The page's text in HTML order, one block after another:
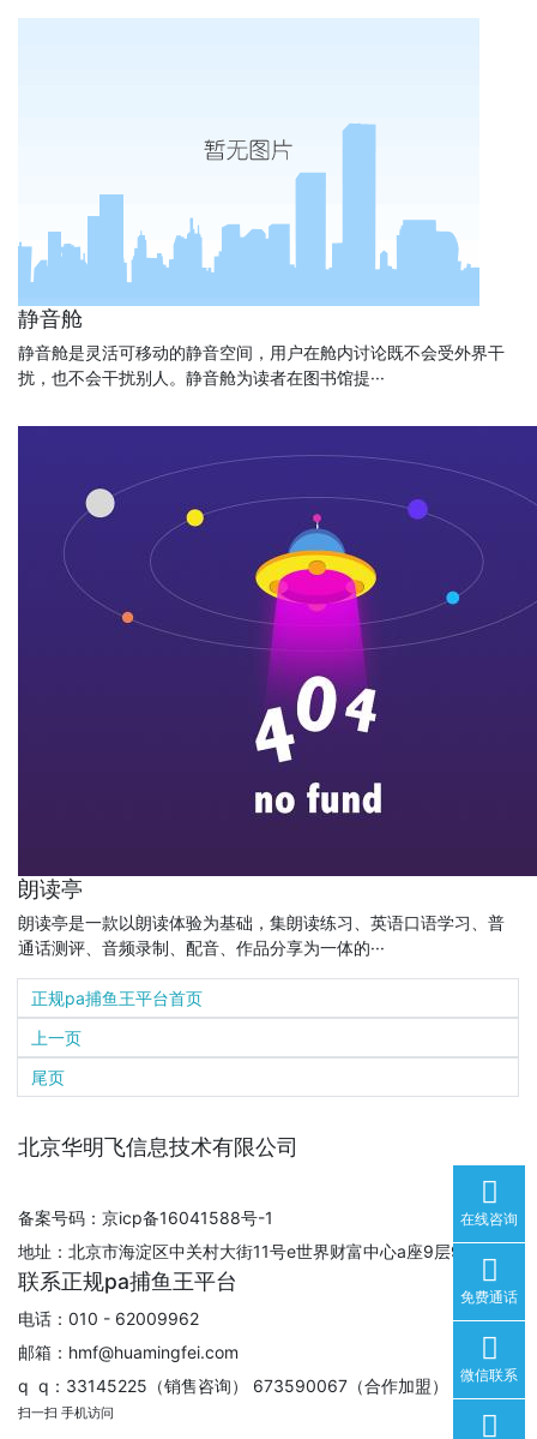
静音舱
静音舱是灵活可移动的静音空间，用户在舱内讨论既不会受外界干
扰，也不会干扰别人。静音舱为读者在图书馆提···
朗读亭
朗读亭是一款以朗读体验为基础，集朗读练习、英语口语学习、普
通话测评、音频录制、配音、作品分享为一体的···
正规pa捕鱼王平台首页
上一页
尾页
北京华明飞信息技术有限公司
备案号码：京icp备16041588号-1
地址：北京市海淀区中关村大街11号e世界财富中心a座9层930室
联系正规pa捕鱼王平台
电话：010 - 62009962
邮箱： hmf@huamingfei.com
q q：33145225（销售咨询） 673590067（合作加盟）
扫一扫 手机访问
在线咨询
免费通话
微信联系